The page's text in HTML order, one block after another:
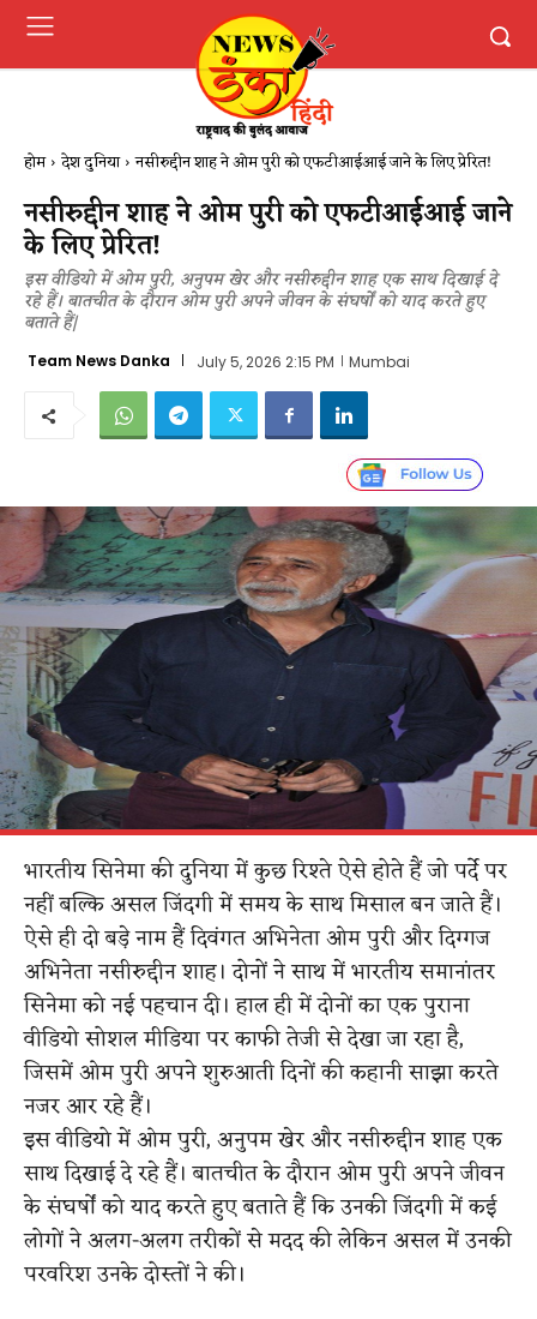
होम देश दुनिया नसीरुद्दीन शाह ने ओम पुरी को एफटीआईआई जाने के लिए प्रेरित!
नसीरुद्दीन शाह ने ओम पुरी को एफटीआईआई जाने
के लिए प्रेरित!
इस वीडियो में ओम पुरी, अनुपम खेर और नसीरुद्दीन शाह एक साथ दिखाई दे
रहे हैं। बातचीत के दौरान ओम पुरी अपने जीवन के संघर्षों को याद करते हुए
बताते हैं|
Team News Danka July 5, 2026 2:15 PM Mumbai
भारतीय सिनेमा की दुनिया में कुछ रिश्ते ऐसे होते हैं जो पर्दे पर
नहीं बल्कि असल जिंदगी में समय के साथ मिसाल बन जाते हैं।
ऐसे ही दो बड़े नाम हैं दिवंगत अभिनेता ओम पुरी और दिग्गज
अभिनेता नसीरुद्दीन शाह। दोनों ने साथ में भारतीय समानांतर
सिनेमा को नई पहचान दी। हाल ही में दोनों का एक पुराना
वीडियो सोशल मीडिया पर काफी तेजी से देखा जा रहा है,
जिसमें ओम पुरी अपने शुरुआती दिनों की कहानी साझा करते
नजर आर रहे हैं।
इस वीडियो में ओम पुरी, अनुपम खेर और नसीरुद्दीन शाह एक
साथ दिखाई दे रहे हैं। बातचीत के दौरान ओम पुरी अपने जीवन
के संघर्षों को याद करते हुए बताते हैं कि उनकी जिंदगी में कई
लोगों ने अलग-अलग तरीकों से मदद की लेकिन असल में उनकी
परवरिश उनके दोस्तों ने की।